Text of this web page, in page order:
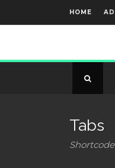
HOME
Tabs